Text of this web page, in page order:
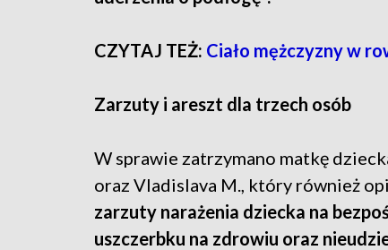
CZYTAJ TEŻ: Ciało mężczyzny w
Zarzuty i areszt dla trzech osób
W sprawie zatrzymano matkę
oraz Vladislava M., który również
zarzuty narażenia dziecka na
uszczerbku na zdrowiu oraz